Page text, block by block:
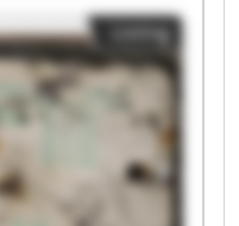
Medien GmbH TDM
Druck & Medien
GmbH TDM Druck &
GmbH TDM
Druck & Medien
TDM Druck &
GmbH TDM
Druck & Medien
Listing